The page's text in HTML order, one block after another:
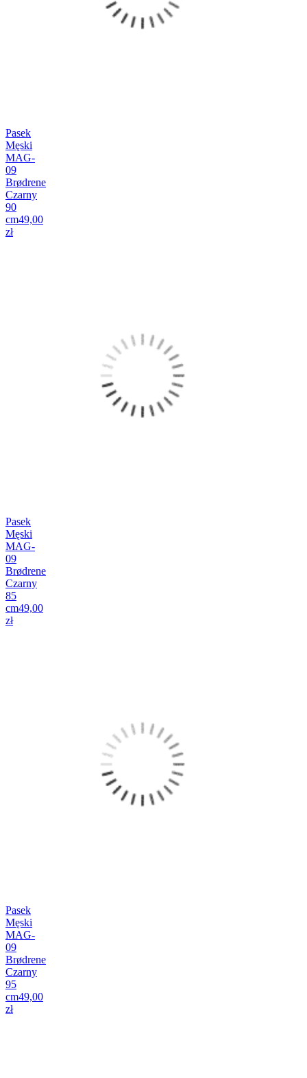
Pasek
Męski
MAG-
09
Brødrene
Czarny
90
cm49,00
zł
Pasek
Męski
MAG-
09
Brødrene
Czarny
85
cm49,00
zł
Pasek
Męski
MAG-
09
Brødrene
Czarny
95
cm49,00
zł